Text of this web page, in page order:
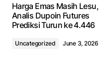
Harga Emas Masih Lesu,
Analis Dupoin Futures
Prediksi Turun ke 4.446
Uncategorized June 3, 2026